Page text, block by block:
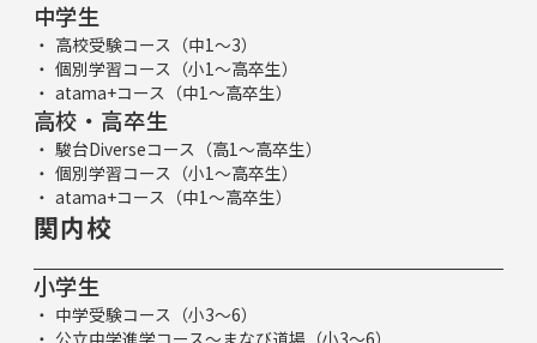
中学生
高校受験コース（中1～3）
個別学習コース（小1～高卒生）
atama+コース（中1～高卒生）
高校・高卒生
駿台Diverseコース（高1～高卒生）
個別学習コース（小1～高卒生）
atama+コース（中1～高卒生）
関内校
小学生
中学受験コース（小3～6）
公立中学進学コース～まなび道場（小3～6）